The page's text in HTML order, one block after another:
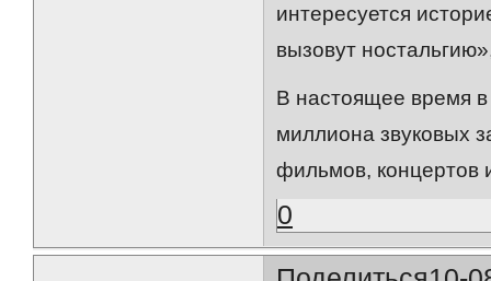
интересуется
вызовут
В настоящее время
миллиона звуковых
фильмов, концертов
0